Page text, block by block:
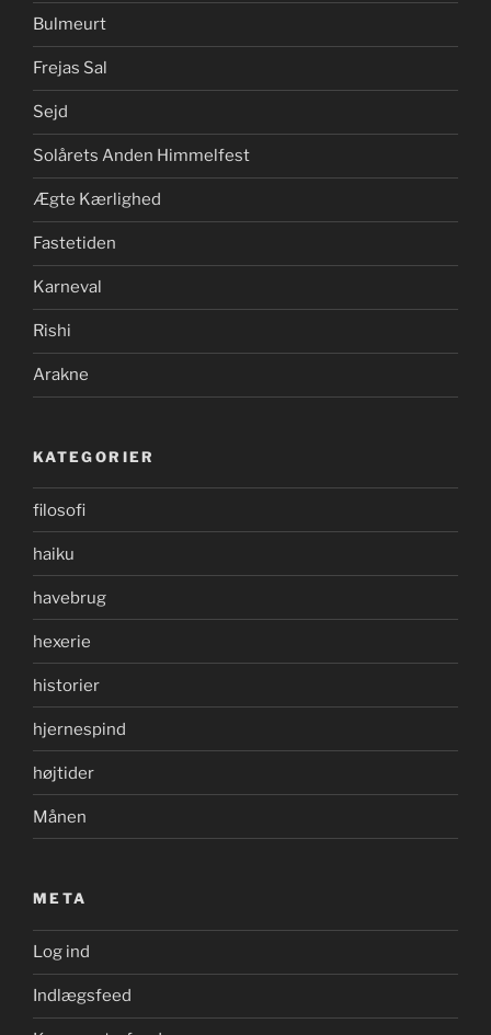
Bulmeurt
Frejas Sal
Sejd
Solårets Anden Himmelfest
Ægte Kærlighed
Fastetiden
Karneval
Rishi
Arakne
KATEGORIER
filosofi
haiku
havebrug
hexerie
historier
hjernespind
højtider
Månen
META
Log ind
Indlægsfeed